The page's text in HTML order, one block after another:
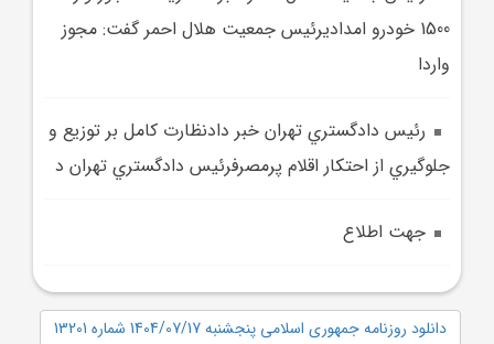
1500 خودرو امداديرئيس جمعيت هلال احمر گفت: مجوز
واردا
رئيس دادگستري تهران خبر دادنظارت کامل بر توزيع و
جلوگيري از احتکار اقلام پرمصرفرئيس دادگستري تهران د
جهت اطلاع
دانلود روزنامه جمهوری اسلامی پنجشنبه 1404/07/17 شماره 13201